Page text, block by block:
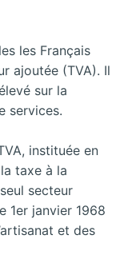
les Français
ajoutée (TVA). Il
sur la
services.
instituée en
taxe à la
secteur
1er janvier 1968
et des